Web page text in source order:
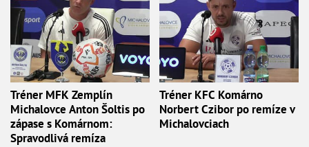
Tréner MFK Zemplín
Michalovce Anton Šoltis po
zápase s Komárnom:
Spravodlivá remíza
Tréner KFC Komárno
Norbert Czibor po remíze v
Michalovciach